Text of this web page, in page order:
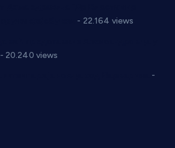
- 22.164 views
- 20.240 views
-